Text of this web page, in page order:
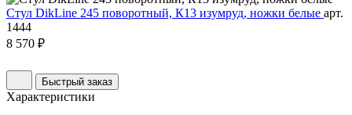
Стул DikLine 245 поворотный, К13 изумруд, ножки белые арт.
1444
8 570 ₽
Быстрый заказ
Характеристики